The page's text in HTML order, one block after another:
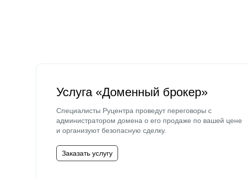
Услуга «Доменный брокер»
Специалисты Руцентра проведут переговоры с
администратором домена о его продаже по вашей цене
и организуют безопасную сделку.
Заказать услугу